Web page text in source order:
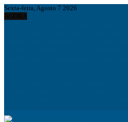
Sexta-feira, Agosto 7 2026